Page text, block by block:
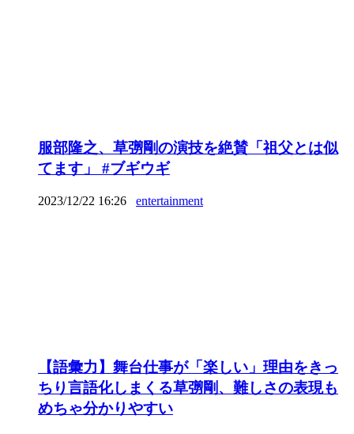
服部隆之、草彅剛の演技を絶賛「祖父とは似
てます」 #ブギウギ
2023/12/22 16:26 entertainment
【語彙力】舞台仕事が「楽しい」理由をきっ
ちり言語化しまくる草彅剛、難しさの表現も
めちゃ分かりやすい